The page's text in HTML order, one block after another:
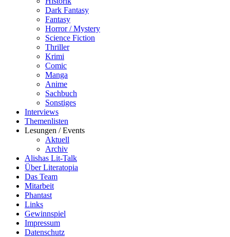
Dark Fantasy
Fantasy
Horror / Mystery
Science Fiction
Thriller
Krimi
Comic
Manga
Anime
Sachbuch
Sonstiges
Interviews
Themenlisten
Lesungen / Events
Aktuell
Archiv
Alishas Lit-Talk
Über Literatopia
Das Team
Mitarbeit
Phantast
Links
Gewinnspiel
Impressum
Datenschutz